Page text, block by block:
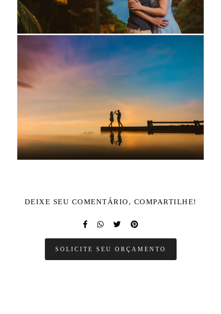
DEIXE SEU COMENTÁRIO, COMPARTILHE!
SOLICITE SEU ORÇAMENTO